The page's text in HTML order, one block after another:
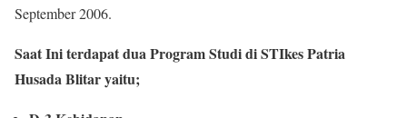
September 2006.
Saat Ini terdapat dua Program Studi di STIkes Patria
Husada Blitar yaitu;